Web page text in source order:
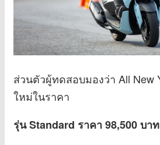
ส่วนตัวผู้ทดสอบมองว่า All New
ใหม่ในราคา
รุ่น Standard ราคา 98,500 บาท